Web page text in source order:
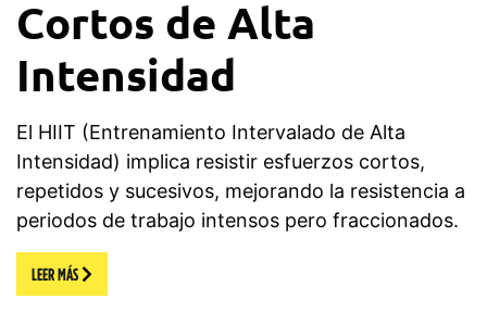
Cortos de Alta
Intensidad
El HIIT (Entrenamiento Intervalado de Alta
Intensidad) implica resistir esfuerzos cortos,
repetidos y sucesivos, mejorando la resistencia a
periodos de trabajo intensos pero fraccionados.
LEER MÁS